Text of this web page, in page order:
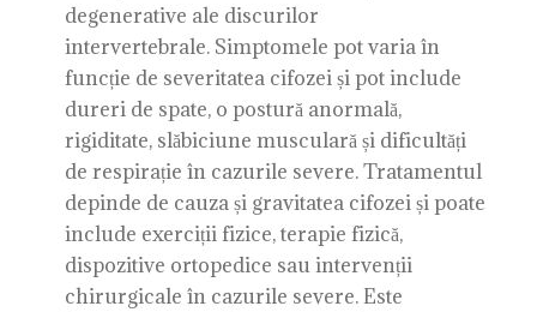
degenerative ale discurilor
intervertebrale. Simptomele pot varia în
funcție de severitatea cifozei și pot include
dureri de spate, o postură anormală,
rigiditate, slăbiciune musculară și dificultăți
de respirație în cazurile severe. Tratamentul
depinde de cauza și gravitatea cifozei și poate
include exerciții fizice, terapie fizică,
dispozitive ortopedice sau intervenții
chirurgicale în cazurile severe. Este